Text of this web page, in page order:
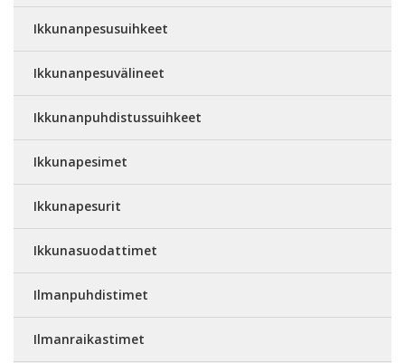
Ikkunanpesusuihkeet
Ikkunanpesuvälineet
Ikkunanpuhdistussuihkeet
Ikkunapesimet
Ikkunapesurit
Ikkunasuodattimet
Ilmanpuhdistimet
Ilmanraikastimet